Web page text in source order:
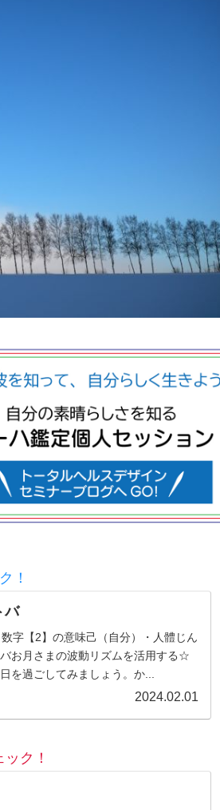
！
バ
字【2】の意味己（自分）・人體じん
お月さまの波動リズムを活用する☆
を過ごしてみましょう。か...
2024.02.01
ク！